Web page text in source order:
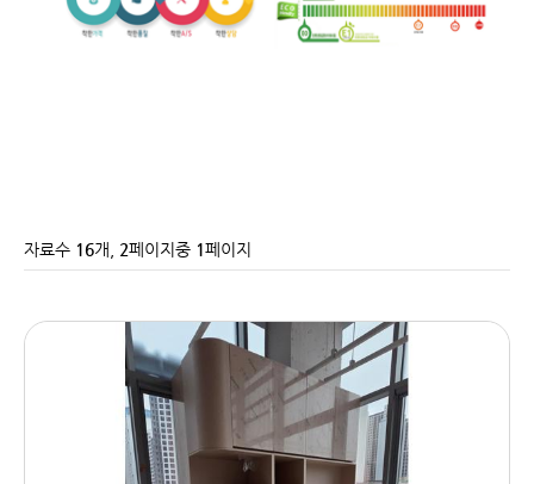
자료수 16개, 2페이지중 1페이지